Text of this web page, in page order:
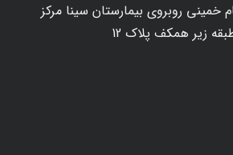
خمینی روبروی بیمارستان سینا مرکز